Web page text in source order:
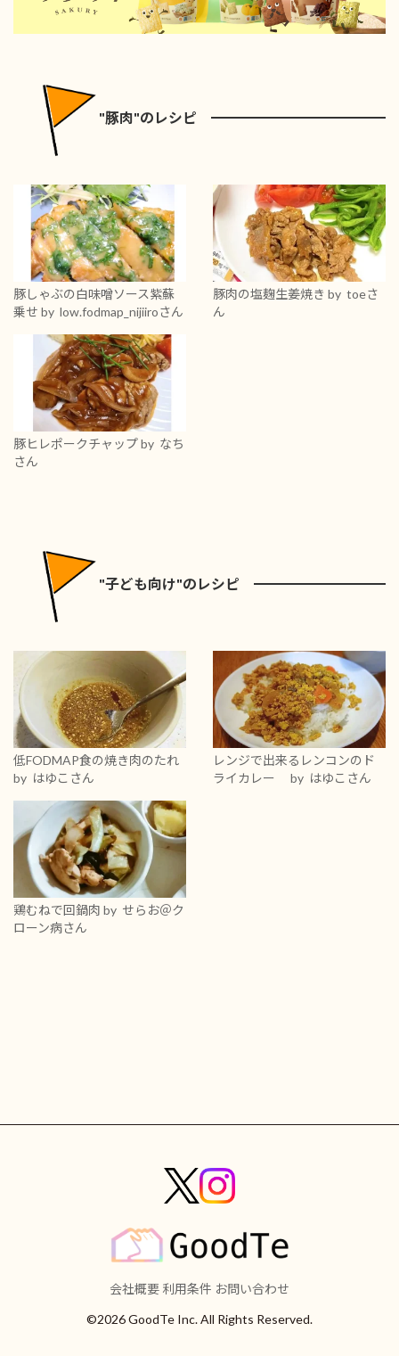
"豚肉"のレシピ
豚しゃぶの白味噌ソース紫蘇
乗せ by low.fodmap_nijiiroさん
豚肉の塩麹生姜焼き by toeさ
ん
豚ヒレポークチャップby なち
さん
"子ども向け"のレシピ
低FODMAP食の焼き肉のたれ
by はゆこさん
レンジで出来るレンコンのド
ライカレー by はゆこさん
鶏むねで回鍋肉 by せらお＠ク
ローン病さん
会社概要 利用条件 お問い合わせ
©2026 GoodTe Inc. All Rights Reserved.